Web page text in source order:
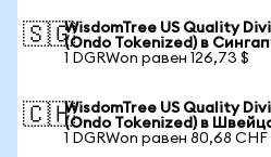
🇸🇬WisdomTree US Quality
(Ondo Tokenized) в
1 DGRWon равен 126,73 $
🇨🇭WisdomTree US Quality
(Ondo Tokenized) в
1 DGRWon равен 80,68 CHF